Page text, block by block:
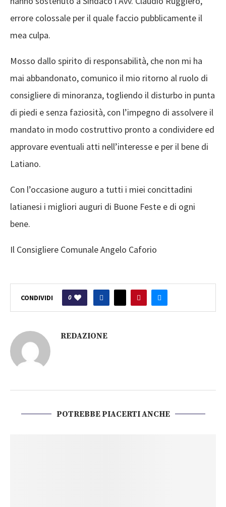
errore colossale per il quale faccio pubblicamente il
mea culpa.
Mosso dallo spirito di responsabilità, che non mi ha
mai abbandonato, comunico il mio ritorno al ruolo di
consigliere di minoranza, togliendo il disturbo in punta
di piedi e senza faziosità, con l’impegno di assolvere il
mandato in modo costruttivo pronto a condividere ed
approvare eventuali atti nell’interesse e per il bene di
Latiano.
Con l’occasione auguro a tutti i miei concittadini
latianesi i migliori auguri di Buone Feste e di ogni
bene.
Il Consigliere ComunaleAngelo Caforio
CONDIVIDI 0
REDAZIONE
POTREBBE PIACERTI ANCHE